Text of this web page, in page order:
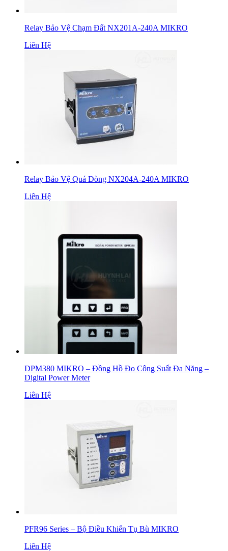
Relay Bảo Vệ Chạm Đất NX201A-240A MIKRO
Liên Hệ
Relay Bảo Vệ Quá Dòng NX204A-240A MIKRO
Liên Hệ
DPM380 MIKRO – Đồng Hồ Đo Công Suất Đa Năng –
Digital Power Meter
Liên Hệ
PFR96 Series – Bộ Điều Khiển Tụ Bù MIKRO
Liên Hệ